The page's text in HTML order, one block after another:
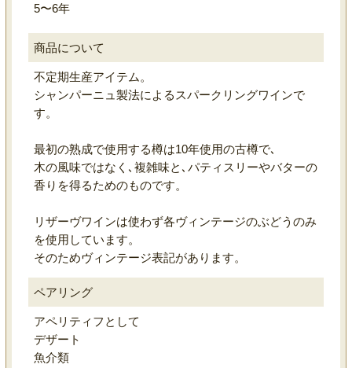
5〜6年
商品について
不定期生産アイテム。
シャンパーニュ製法によるスパークリングワインで
す。
最初の熟成で使用する樽は10年使用の古樽で､
木の風味ではなく､複雑味と､パティスリーやバターの
香りを得るためのものです。
リザーヴワインは使わず各ヴィンテージのぶどうのみ
を使用しています。
そのためヴィンテージ表記があります。
ペアリング
アペリティフとして
デザート
魚介類